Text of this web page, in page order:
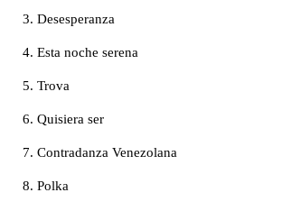
Desesperanza
Esta noche serena
Trova
Quisiera ser
Contradanza Venezolana
Polka